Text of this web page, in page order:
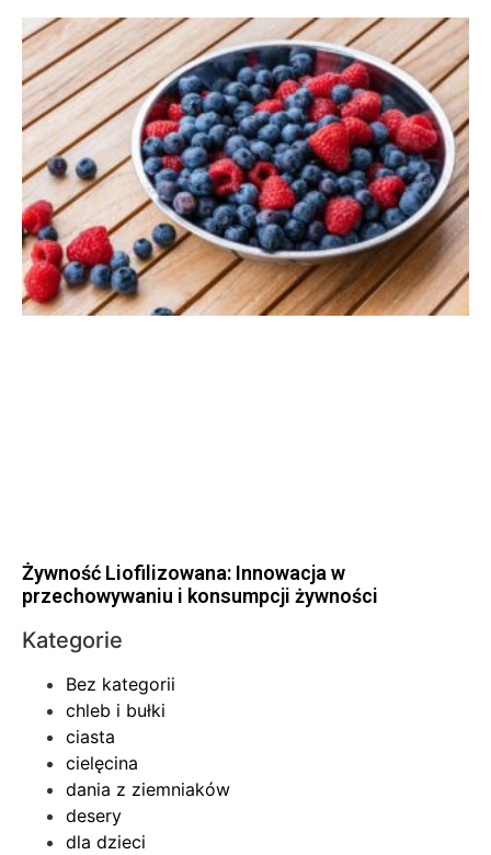
Żywność Liofilizowana: Innowacja w
przechowywaniu i konsumpcji żywności
Kategorie
Bez kategorii
chleb i bułki
ciasta
cielęcina
dania z ziemniaków
desery
dla dzieci